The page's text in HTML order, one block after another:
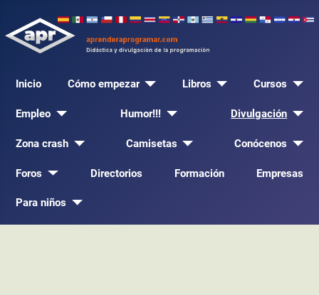
Inicio Cómo empezar Libros Cursos
Empleo Humor!!! Divulgación
Zona crash Camisetas Conócenos
Foros Directorios Formación Empresas
Para niños